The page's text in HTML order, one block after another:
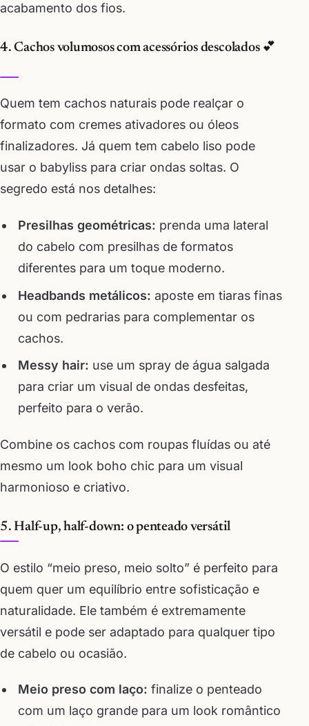
acabamento dos fios.
4. Cachos volumosos com acessórios descolados 💕
Quem tem cachos naturais pode realçar o
formato com cremes ativadores ou óleos
finalizadores. Já quem tem cabelo liso pode
usar o babyliss para criar ondas soltas. O
segredo está nos detalhes:
Presilhas geométricas: prenda uma lateral
do cabelo com presilhas de formatos
diferentes para um toque moderno.
Headbands metálicos: aposte em tiaras finas
ou com pedrarias para complementar os
cachos.
Messy hair: use um spray de água salgada
para criar um visual de ondas desfeitas,
perfeito para o verão.
Combine os cachos com roupas fluídas ou até
mesmo um look boho chic para um visual
harmonioso e criativo.
5. Half-up, half-down: o penteado versátil
O estilo “meio preso, meio solto” é perfeito para
quem quer um equilíbrio entre sofisticação e
naturalidade. Ele também é extremamente
versátil e pode ser adaptado para qualquer tipo
de cabelo ou ocasião.
Meio preso com laço: finalize o penteado
com um laço grande para um look romântico